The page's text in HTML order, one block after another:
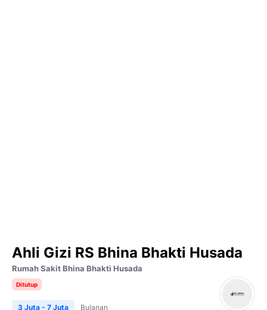
Ahli Gizi RS Bhina Bhakti Husada
Rumah Sakit Bhina Bhakti Husada
Ditutup
3 Juta - 7 Juta Bulanan